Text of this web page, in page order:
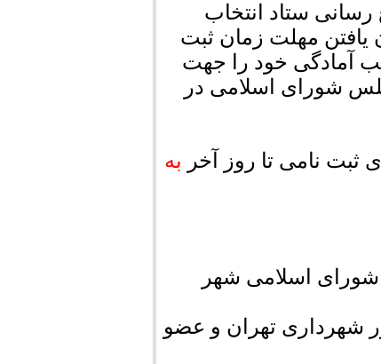
رسانی ستاد انتخاب
یافتن مهلت زمان ثبت
مجلس شورای اسلامی ۵1 داوطلب آمادگی خود را جهت
شورای اسلامی در
ثبت نامی تا روز آخر به
اسلامی شهر
شهرداری تهران و عضو